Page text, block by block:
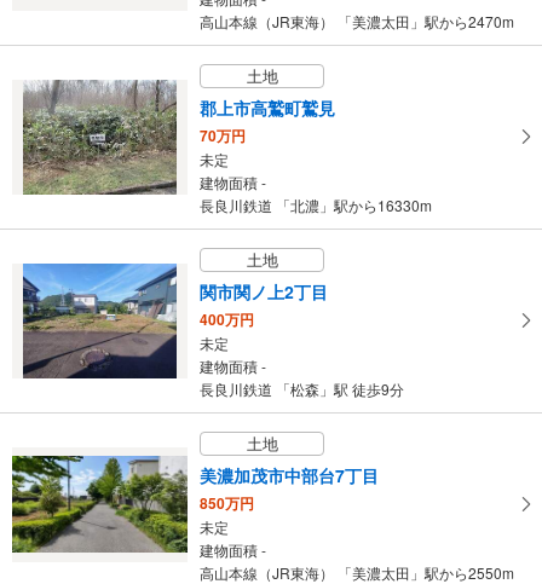
高山本線（JR東海） 「美濃太田」駅から2470m
土地
郡上市高鷲町鷲見
70万円
未定
建物面積 -
長良川鉄道 「北濃」駅から16330m
土地
関市関ノ上2丁目
400万円
未定
建物面積 -
長良川鉄道 「松森」駅 徒歩9分
土地
美濃加茂市中部台7丁目
850万円
未定
建物面積 -
高山本線（JR東海） 「美濃太田」駅から2550m